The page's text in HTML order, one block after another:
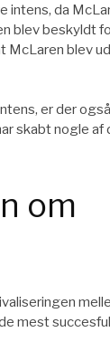
intens, da
blev beskyldt
McLaren blev
er der
skabt nogle af
om
mest